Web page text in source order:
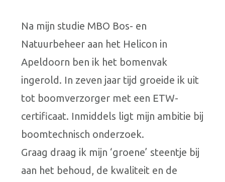
Na mijn studie MBO Bos- en
Natuurbeheer aan het Helicon in
Apeldoorn ben ik het bomenvak
ingerold. In zeven jaar tijd groeide ik uit
tot boomverzorger met een ETW-
certificaat. Inmiddels ligt mijn ambitie bij
boomtechnisch onderzoek.
Graag draag ik mijn ‘groene’ steentje bij
aan het behoud, de kwaliteit en de